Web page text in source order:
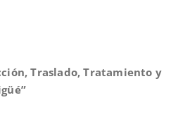
Traslado, Tratamiento y